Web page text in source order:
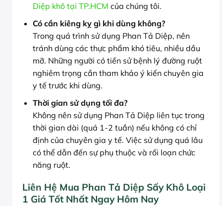
Diệp khô tại TP.HCM của chúng tôi.
Có cần kiêng kỵ gì khi dùng không?
Trong quá trình sử dụng Phan Tả Diệp, nên
tránh dùng các thực phẩm khó tiêu, nhiều dầu
mỡ. Những người có tiền sử bệnh lý đường ruột
nghiêm trọng cần tham khảo ý kiến chuyên gia
y tế trước khi dùng.
Thời gian sử dụng tối đa?
Không nên sử dụng Phan Tả Diệp liên tục trong
thời gian dài (quá 1-2 tuần) nếu không có chỉ
định của chuyên gia y tế. Việc sử dụng quá lâu
có thể dẫn đến sự phụ thuộc và rối loạn chức
năng ruột.
Liên Hệ Mua Phan Tả Diệp Sấy Khô Loại
1 Giá Tốt Nhất Ngay Hôm Nay